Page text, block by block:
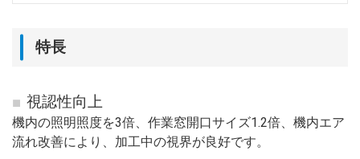
特長
視認性向上
機内の照明照度を3倍、作業窓開口サイズ1.2倍、機内エア
流れ改善により、 加工中の視界が良好です。